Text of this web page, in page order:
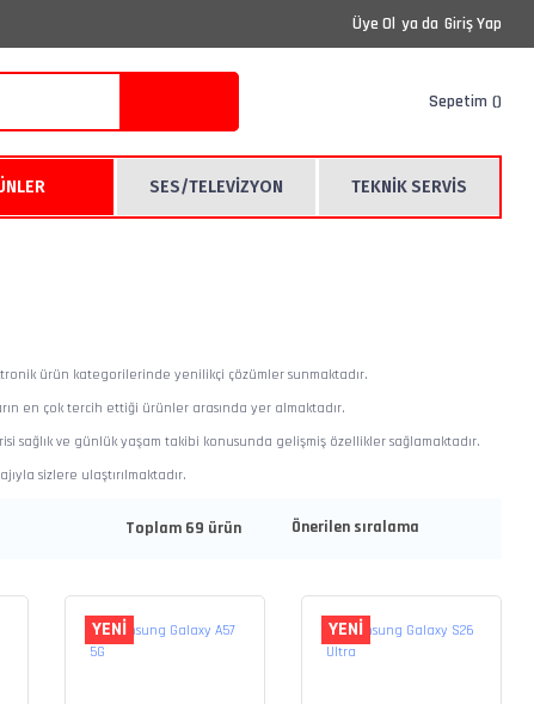
Üye Ol ya da Giriş Yap
Sepetim
SES/TELEVİZYON TEKNİK SERVİS
ürün kategorilerinde yenilikçi çözümler sunmaktadır.
en çok tercih ettiği ürünler arasında yer almaktadır.
sağlık ve günlük yaşam takibi konusunda gelişmiş özellikler sağlamaktadır.
sizlere ulaştırılmaktadır.
Toplam 69 ürün
YENİ YENİ